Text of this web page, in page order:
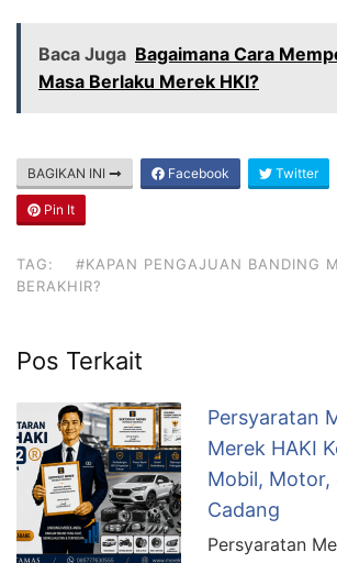
Baca Juga Bagaimana Cara
Masa Berlaku Merek HKI?
BAGIKAN INI Facebook Twitter
Pin It
TAG:
#KAPAN PENGAJUAN BANDING
BERAKHIR?
Pos Terkait
Persyaratan
Merek HAKI
Mobil, Motor,
Cadang
Persyaratan